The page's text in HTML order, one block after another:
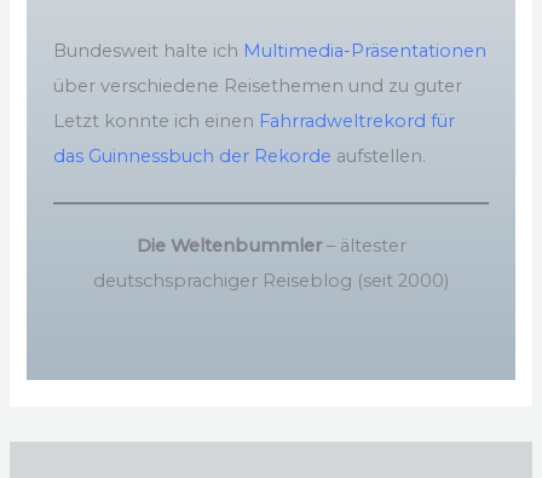
Bundesweit halte ich Multimedia-Präsentationen
über verschiedene Reisethemen und zu guter
Letzt konnte ich einen Fahrradweltrekord für
das Guinnessbuch der Rekorde aufstellen.
Die Weltenbummler– ältester
deutschsprachiger Reiseblog (seit 2000)